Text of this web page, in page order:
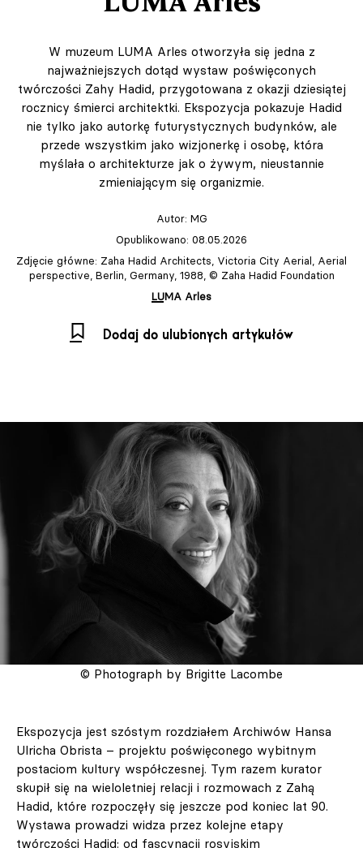
W muzeum LUMA Arles otworzyła się jedna z
najważniejszych dotąd wystaw poświęconych
twórczości Zahy Hadid, przygotowana z okazji dziesiątej
rocznicy śmierci architektki. Ekspozycja pokazuje Hadid
nie tylko jako autorkę futurystycznych budynków, ale
przede wszystkim jako wizjonerkę i osobę, która
myślała o architekturze jak o żywym, nieustannie
zmieniającym się organizmie.
Autor: MG
Opublikowano: 08.05.2026
Zdjęcie główne: Zaha Hadid Architects, Victoria City Aerial, Aerial
perspective, Berlin, Germany, 1988, © Zaha Hadid Foundation
LUMA Arles
Dodaj do ulubionych artykułów
© Photograph by Brigitte Lacombe
Ekspozycja jest szóstym rozdziałem Archiwów Hansa
Ulricha Obrista – projektu poświęconego wybitnym
postaciom kultury współczesnej. Tym razem kurator
skupił się na wieloletniej relacji i rozmowach z Zahą
Hadid, które rozpoczęły się jeszcze pod koniec lat 90.
Wystawa prowadzi widza przez kolejne etapy
twórczości Hadid: od fascynacji rosyjskim